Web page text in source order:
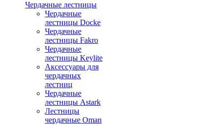
Чердачные лестницы
Чердачные
лестницы Docke
Чердачные
лестницы Fakro
Чердачные
лестницы Keylite
Аксессуары для
чердачных
лестниц
Чердачные
лестницы Astark
Лестницы
чердачные Oman